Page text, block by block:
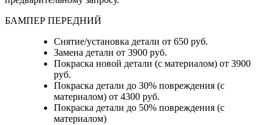
БАМПЕР ПЕРЕДНИЙ
Снятие/установка детали от 650 руб.
Замена детали от 3900 руб.
Покраска новой детали (с материалом) от 3900
руб.
Покраска детали до 30% повреждения (с
материалом) от 4300 руб.
Покраска детали до 50% повреждения (с
материалом)